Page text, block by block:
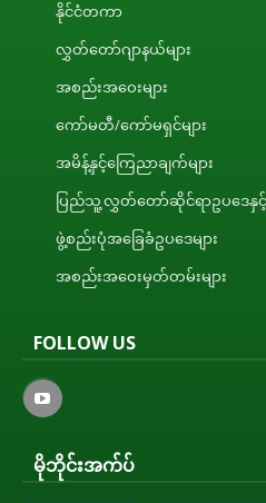
နိုင်ငံတကာ
လွှတ်တော်ဂျာနယ်များ
အစည်းအဝေးများ
ကော်မတီ/ကော်မရှင်များ
အမိန့်နှင့်ကြေညာချက်များ
ပြည်သူ့လွှတ်တော်ဆိုင်ရာဥပဒေနှင့်
ဖွဲ့စည်းပုံအခြေခံဥပဒေများ
အစည်းအဝေးမှတ်တမ်းများ
FOLLOW US
မိုဘိုင်းအက်ပ်